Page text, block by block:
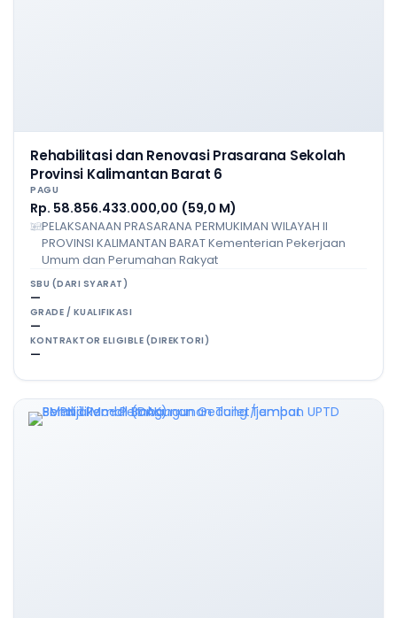
Rehabilitasi dan Renovasi Prasarana Sekolah
Provinsi Kalimantan Barat 6
PAGU
Rp. 58.856.433.000,00 (59,0 M)
PELAKSANAAN PRASARANA PERMUKIMAN WILAYAH II
PROVINSI KALIMANTAN BARAT Kementerian Pekerjaan
Umum dan Perumahan Rakyat
SBU (DARI SYARAT)
—
GRADE / KUALIFIKASI
—
KONTRAKTOR ELIGIBLE (DIREKTORI)
—